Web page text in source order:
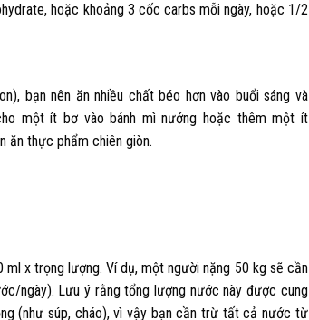
hoặc khoảng 3 cốc carbs mỗi ngày, hoặc 1/2
bạn nên ăn nhiều chất béo hơn vào buổi sáng và
một ít bơ vào bánh mì nướng hoặc thêm một ít
ăn thực phẩm chiên giòn.
x trọng lượng. Ví dụ, một người nặng 50 kg sẽ cần
ngày). Lưu ý rằng tổng lượng nước này được cung
(như súp, cháo), vì vậy bạn cần trừ tất cả nước từ